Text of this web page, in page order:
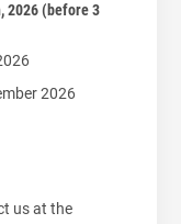
, 2026 (before 3
2026
us at the